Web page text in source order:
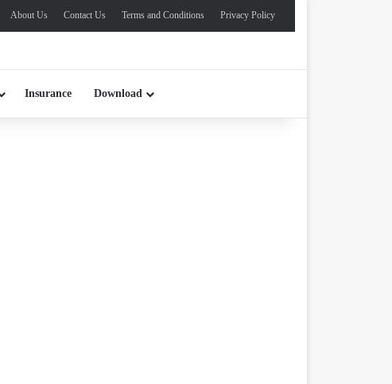
About Us Contact Us Terms and Conditions Privacy Policy
Insurance Download